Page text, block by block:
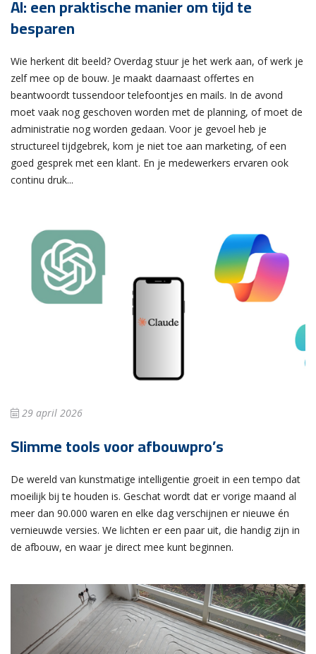
AI: een praktische manier om tijd te
besparen
Wie herkent dit beeld? Overdag stuur je het werk aan, of werk je
zelf mee op de bouw. Je maakt daarnaast offertes en
beantwoordt tussendoor telefoontjes en mails. In de avond
moet vaak nog geschoven worden met de planning, of moet de
administratie nog worden gedaan. Voor je gevoel heb je
structureel tijdgebrek, kom je niet toe aan marketing, of een
goed gesprek met een klant. En je medewerkers ervaren ook
continu druk...
29 april 2026
Slimme tools voor afbouwpro’s
De wereld van kunstmatige intelligentie groeit in een tempo dat
moeilijk bij te houden is. Geschat wordt dat er vorige maand al
meer dan 90.000 waren en elke dag verschijnen er nieuwe én
vernieuwde versies. We lichten er een paar uit, die handig zijn in
de afbouw, en waar je direct mee kunt beginnen.